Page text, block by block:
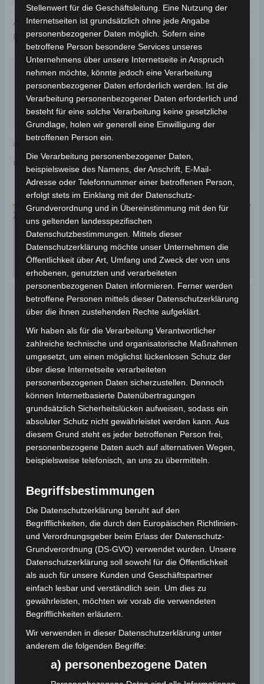
Artikelnummer: FEVER-WHITE
Kategorien:Zubehör,HELME
Garantiert sicherer Checkout
inkl. MwSt.
Lieferzeit:Versandfertig innerhalb 24 Stunden*
Zusätzliche Informationen
Produktsicherheit
Rezensionen (0)
Gewicht 25 kg
Model FEVER
Grundfarbe Weiss
Größe L, M, S, XL
Aktivität ATV/Quad, Onroad
Aussenschalen-
Material
Polycarbonat
Besonderheiten
Innenfutter,
Aufbewahrungstasche
inklusive, Kratzfestes
Visier, Schnellverschluss,
Teilweise
herausnehmbares
Innenfutter
Zielgruppe Unisex Erwachsene
Visier-Design
Verschluss Mikrometrisch
Innenfutter-
Stellenwert für die Geschäftsleitung. Eine Nutzung der
Internetseiten ist grundsätzlich ohne jede Angabe
personenbezogener Daten möglich. Sofern eine
betroffene Person besondere Services unseres
Unternehmens über unsere Internetseite in Anspruch
nehmen möchte, könnte jedoch eine Verarbeitung
personenbezogener Daten erforderlich werden. Ist die
Verarbeitung personenbezogener Daten erforderlich und
besteht für eine solche Verarbeitung keine gesetzliche
Grundlage, holen wir generell eine Einwilligung der
betroffenen Person ein.
Die Verarbeitung personenbezogener Daten,
beispielsweise des Namens, der Anschrift, E-Mail-
Adresse oder Telefonnummer einer betroffenen Person,
erfolgt stets im Einklang mit der Datenschutz-
Grundverordnung und in Übereinstimmung mit den für
uns geltenden landesspezifischen
Datenschutzbestimmungen. Mittels dieser
Datenschutzerklärung möchte unser Unternehmen die
Öffentlichkeit über Art, Umfang und Zweck der von uns
erhobenen, genutzten und verarbeiteten
personenbezogenen Daten informieren. Ferner werden
betroffene Personen mittels dieser Datenschutzerklärung
über die ihnen zustehenden Rechte aufgeklärt.
Wir haben als für die Verarbeitung Verantwortlicher
zahlreiche technische und organisatorische Maßnahmen
umgesetzt, um einen möglichst lückenlosen Schutz der
über diese Internetseite verarbeiteten
personenbezogenen Daten sicherzustellen. Dennoch
können Internetbasierte Datenübertragungen
grundsätzlich Sicherheitslücken aufweisen, sodass ein
absoluter Schutz nicht gewährleistet werden kann. Aus
diesem Grund steht es jeder betroffenen Person frei,
personenbezogene Daten auch auf alternativen Wegen,
beispielsweise telefonisch, an uns zu übermitteln.
Begriffsbestimmungen
Die Datenschutzerklärung beruht auf den
Begrifflichkeiten, die durch den Europäischen Richtlinien-
und Verordnungsgeber beim Erlass der Datenschutz-
Grundverordnung (DS-GVO) verwendet wurden. Unsere
Datenschutzerklärung soll sowohl für die Öffentlichkeit
als auch für unsere Kunden und Geschäftspartner
einfach lesbar und verständlich sein. Um dies zu
gewährleisten, möchten wir vorab die verwendeten
Begrifflichkeiten erläutern.
Wir verwenden in dieser Datenschutzerklärung unter
anderem die folgenden Begriffe:
a) personenbezogene Daten